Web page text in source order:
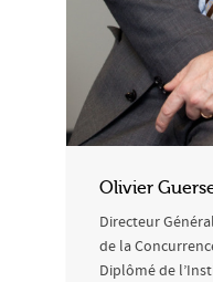
Olivier
Directeur
de la
Diplômé de